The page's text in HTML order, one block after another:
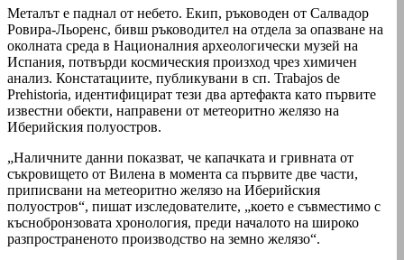
Металът е паднал от небето. Екип, ръководен от Салвадор
Ровира-Льоренс, бивш ръководител на отдела за опазване на
околната среда в Националния археологически музей на
Испания, потвърди космическия произход чрез химичен
анализ. Констатациите, публикувани в сп. Trabajos de
Prehistoria, идентифицират тези два артефакта като първите
известни обекти, направени от метеоритно желязо на
Иберийския полуостров.
„Наличните данни показват, че капачката и гривната от
съкровището от Вилена в момента са първите две части,
приписвани на метеоритно желязо на Иберийския
полуостров“, пишат изследователите, „което е съвместимо с
къснобронзовата хронология, преди началото на широко
разпространеното производство на земно желязо“.